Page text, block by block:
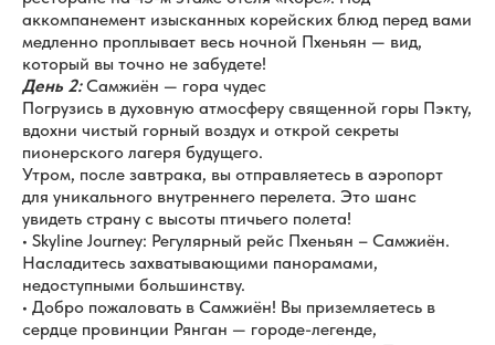
аккомпанемент изысканных корейских блюд перед вами
медленно проплывает весь ночной Пхеньян — вид,
который вы точно не забудете!
День 2:Самжиён — гора чудес
Погрузись в духовную атмосферу священной горы Пэкту,
вдохни чистый горный воздух и открой секреты
пионерского лагеря будущего.
Утром, после завтрака, вы отправляетесь в аэропорт
для уникального внутреннего перелета. Это шанс
увидеть страну с высоты птичьего полета!
• Skyline Journey: Регулярный рейс Пхеньян – Самжиён.
Насладитесь захватывающими панорамами,
недоступными большинству.
• Добро пожаловать в Самжиён! Вы приземляетесь в
сердце провинции Рянган — городе-легенде,